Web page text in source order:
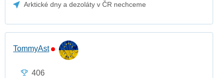
Arktické dny a dezoláty v ČR nechceme
TommyAst
406